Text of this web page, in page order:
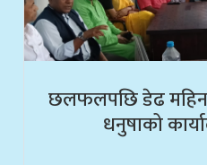
छलफलपछि डेढ
धनुषाको